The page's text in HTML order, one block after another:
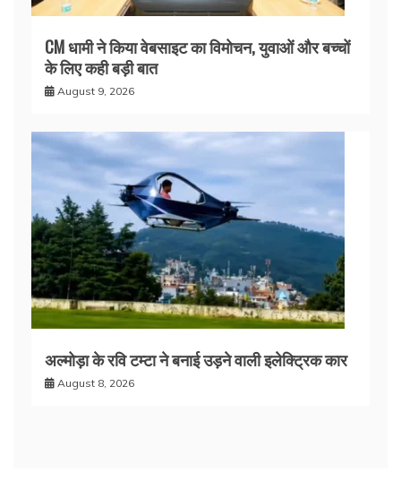
CM धामी ने किया वेबसाइट का विमोचन, युवाओं और बच्चों
के लिए कही बड़ी बात
August 9, 2026
अल्मोड़ा के रवि टम्टा ने बनाई उड़ने वाली इलेक्ट्रिक कार
August 8, 2026